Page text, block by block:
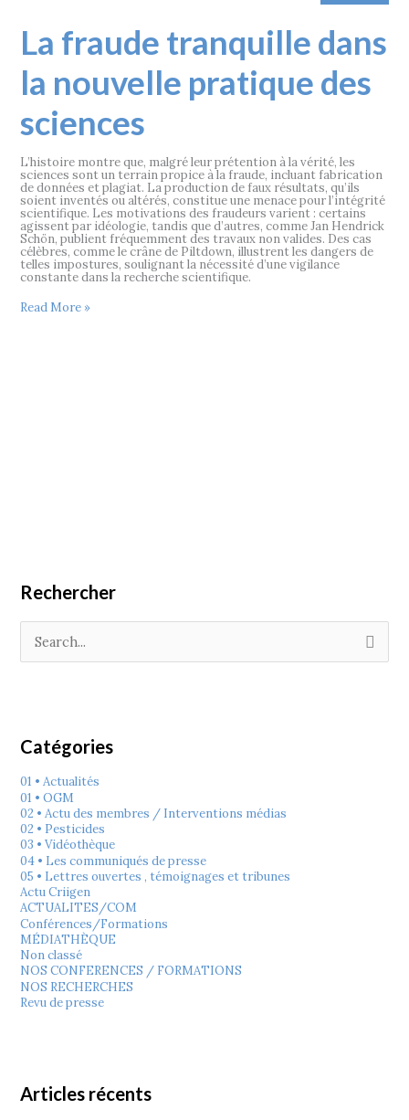
La fraude tranquille dans
la nouvelle pratique des
sciences
L’histoire montre que, malgré leur prétention à la vérité, les
sciences sont un terrain propice à la fraude, incluant fabrication
de données et plagiat. La production de faux résultats, qu’ils
soient inventés ou altérés, constitue une menace pour l’intégrité
scientifique. Les motivations des fraudeurs varient : certains
agissent par idéologie, tandis que d’autres, comme Jan Hendrick
Schön, publient fréquemment des travaux non valides. Des cas
célèbres, comme le crâne de Piltdown, illustrent les dangers de
telles impostures, soulignant la nécessité d’une vigilance
constante dans la recherche scientifique.
fraude
tranquille
nouvelle
des
sciences
Read More »
Rechercher
c
e
r
:
Catégories
01 • Actualités
01 • OGM
02 • Actu des membres / Interventions médias
02 • Pesticides
03 • Vidéothèque
04 • Les communiqués de presse
05 • Lettres ouvertes , témoignages et tribunes
Actu Criigen
ACTUALITES/COM
Conférences/Formations
MÉDIATHÈQUE
Non classé
NOS CONFERENCES / FORMATIONS
NOS RECHERCHES
Revu de presse
Articles récents